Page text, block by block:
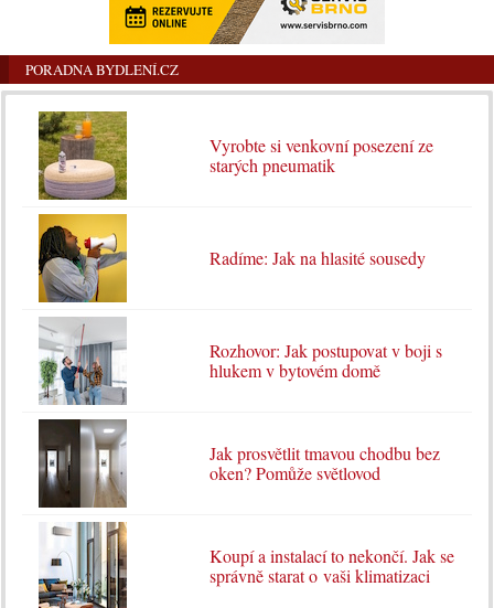
PORADNA BYDLENÍ.CZ
Vyrobte si venkovní posezení ze
starých pneumatik
Radíme: Jak na hlasité sousedy
Rozhovor: Jak postupovat v boji s
hlukem v bytovém domě
Jak prosvětlit tmavou chodbu bez
oken? Pomůže světlovod
Koupí a instalací to nekončí. Jak se
správně starat o vaši klimatizaci